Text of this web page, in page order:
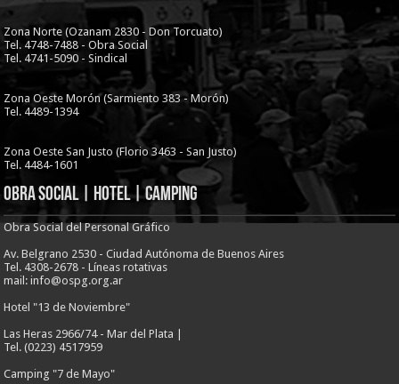
Zona Norte (Ozanam 2830 - Don Torcuato)
Tel. 4748-7488 - Obra Social
Tel. 4741-5090 - Sindical
Zona Oeste Morón (Sarmiento 383 - Morón)
Tel. 4489-1394
Zona Oeste San Justo (Florio 3463 - San Justo)
Tel. 4484-1601
Obra Social | Hotel | Camping
Obra Social del Personal Gráfico
Av. Belgrano 2530 - Ciudad Autónoma de Buenos Aires
Tel. 4308-2678 - Líneas rotativas
mail: info@ospg.org.ar
Hotel "13 de Noviembre"
Las Heras 2966/74 - Mar del Plata |
Tel. (0223) 4517959
Camping "7 de Mayo"